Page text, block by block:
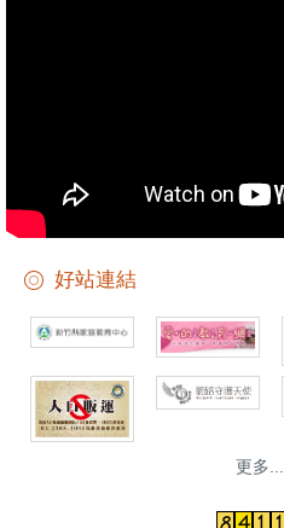
好站連結
更多...